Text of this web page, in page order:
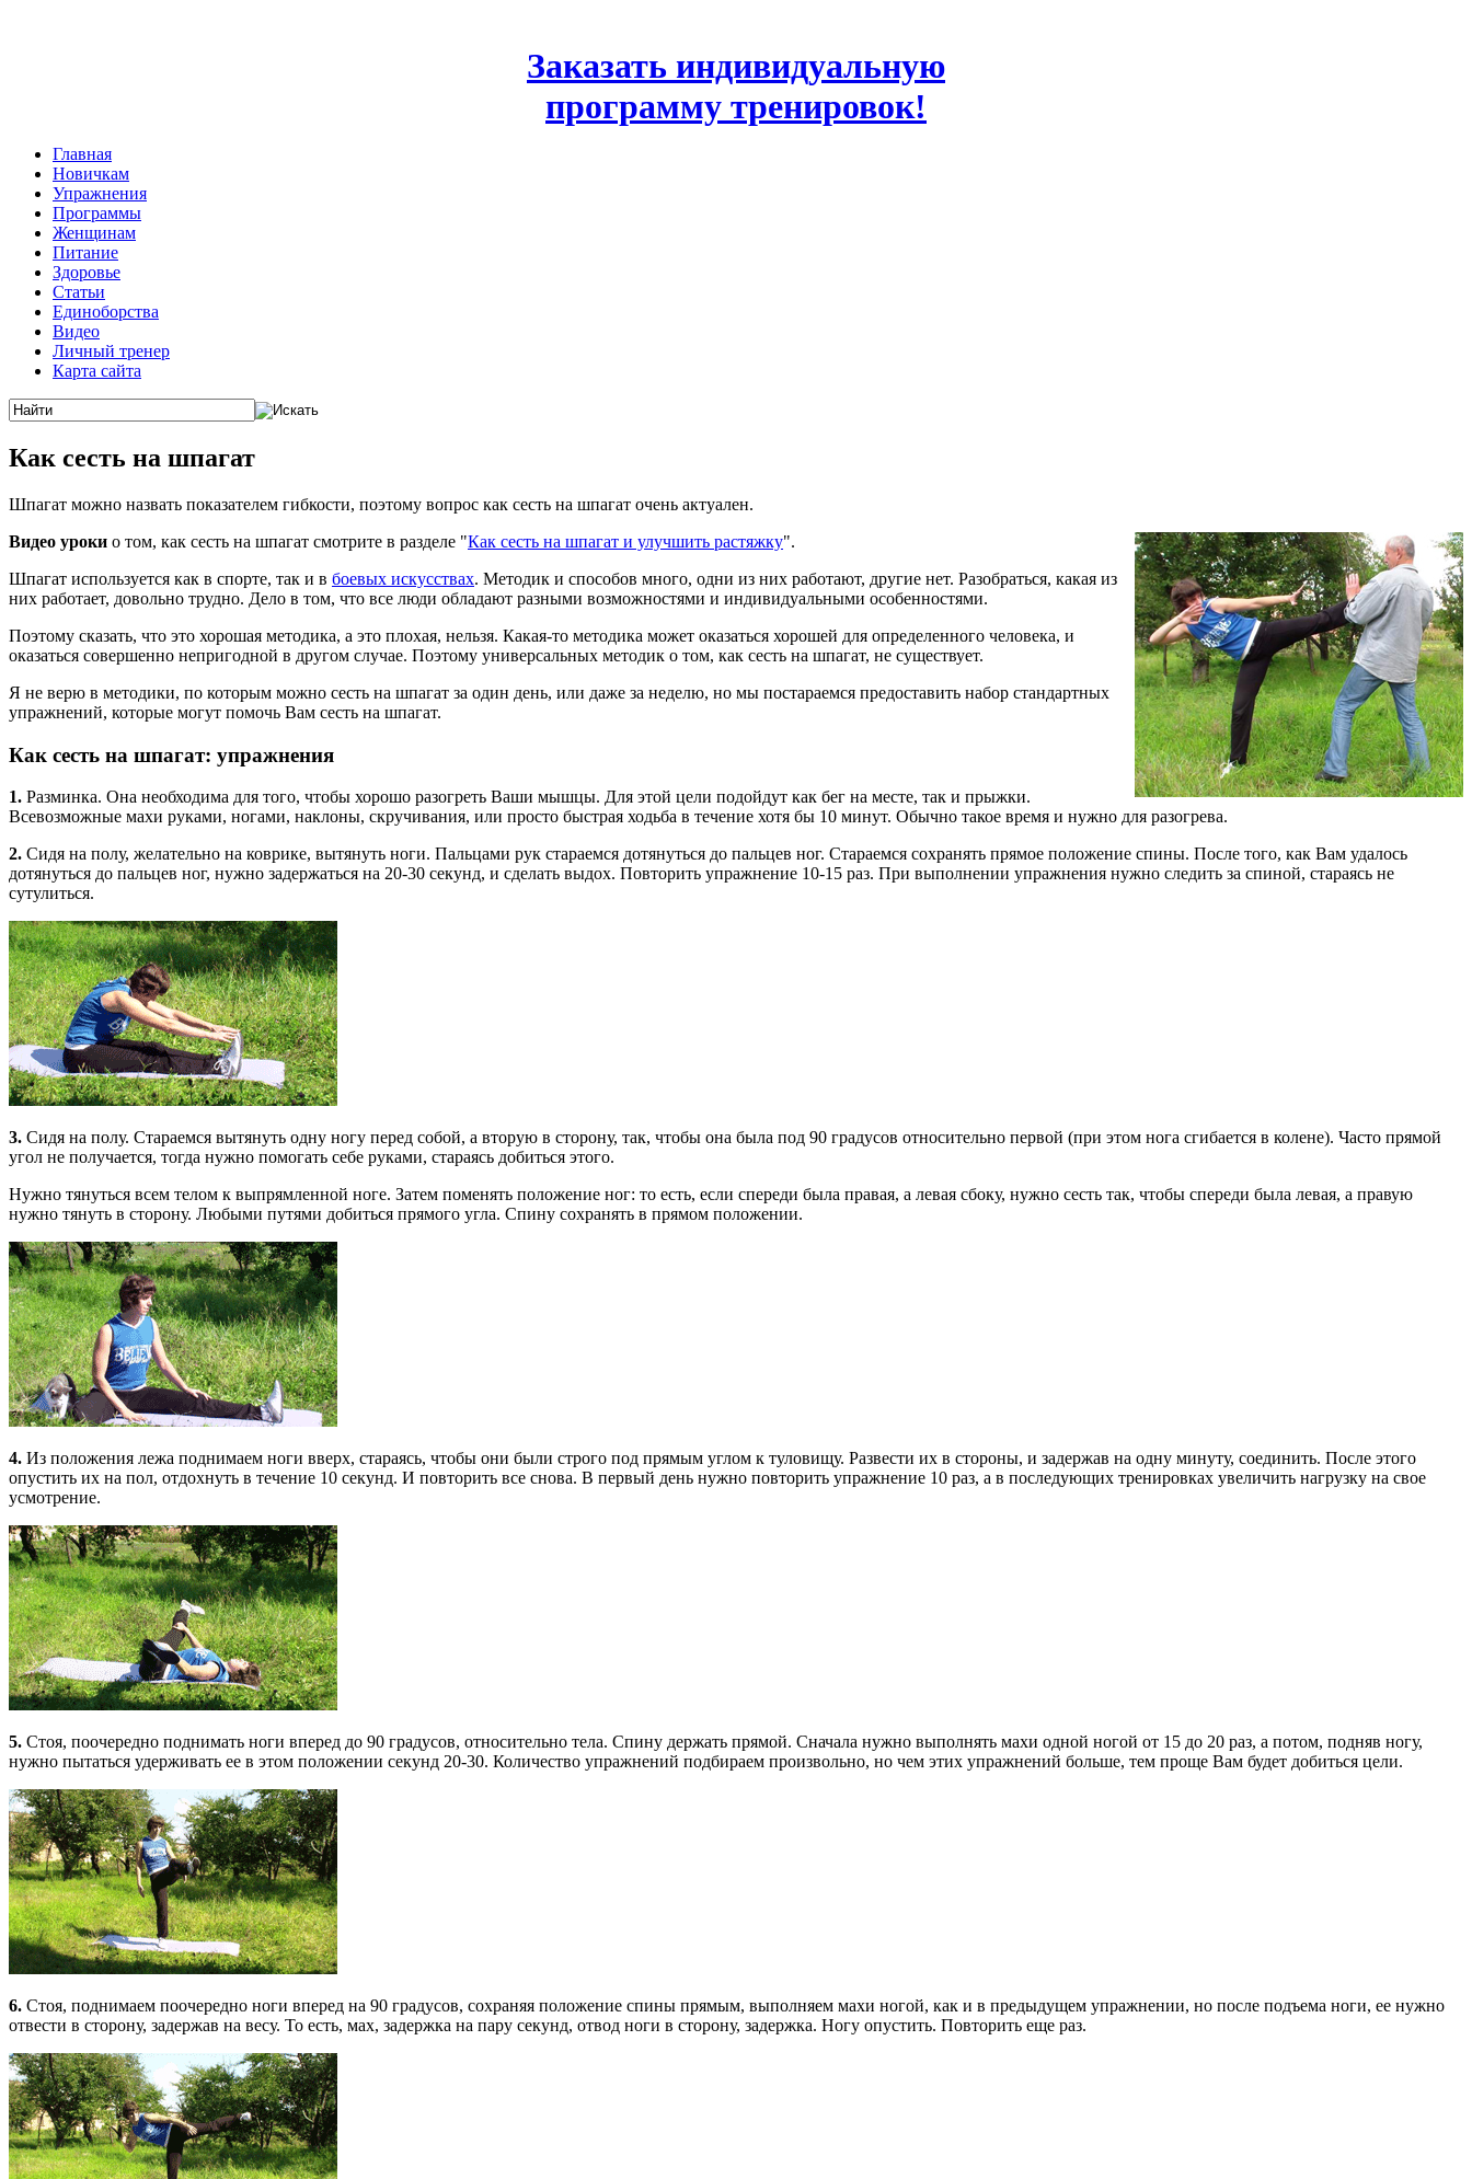
Заказать индивидуальную
программу тренировок!
Главная
Новичкам
Упражнения
Программы
Женщинам
Питание
Здоровье
Статьи
Единоборства
Видео
Личный тренер
Карта сайта
Как сесть на шпагат
Шпагат можно назвать показателем гибкости, поэтому вопрос как сесть на шпагат очень актуален.
Видео уроки о том, как сесть на шпагат смотрите в разделе "Как сесть на шпагат и улучшить растяжку".
Шпагат используется как в спорте, так и в боевых искусствах. Методик и способов много, одни из них работают, другие нет. Разобраться, какая из
них работает, довольно трудно. Дело в том, что все люди обладают разными возможностями и индивидуальными особенностями.
Поэтому сказать, что это хорошая методика, а это плохая, нельзя. Какая-то методика может оказаться хорошей для определенного человека, и
оказаться совершенно непригодной в другом случае. Поэтому универсальных методик о том, как сесть на шпагат, не существует.
Я не верю в методики, по которым можно сесть на шпагат за один день, или даже за неделю, но мы постараемся предоставить набор стандартных
упражнений, которые могут помочь Вам сесть на шпагат.
Как сесть на шпагат: упражнения
1. Разминка. Она необходима для того, чтобы хорошо разогреть Ваши мышцы. Для этой цели подойдут как бег на месте, так и прыжки.
Всевозможные махи руками, ногами, наклоны, скручивания, или просто быстрая ходьба в течение хотя бы 10 минут. Обычно такое время и нужно для разогрева.
2. Сидя на полу, желательно на коврике, вытянуть ноги. Пальцами рук стараемся дотянуться до пальцев ног. Стараемся сохранять прямое положение спины. После того, как Вам удалось
дотянуться до пальцев ног, нужно задержаться на 20-30 секунд, и сделать выдох. Повторить упражнение 10-15 раз. При выполнении упражнения нужно следить за спиной, стараясь не
сутулиться.
3. Сидя на полу. Стараемся вытянуть одну ногу перед собой, а вторую в сторону, так, чтобы она была под 90 градусов относительно первой (при этом нога сгибается в колене). Часто прямой
угол не получается, тогда нужно помогать себе руками, стараясь добиться этого.
Нужно тянуться всем телом к выпрямленной ноге. Затем поменять положение ног: то есть, если спереди была правая, а левая сбоку, нужно сесть так, чтобы спереди была левая, а правую
нужно тянуть в сторону. Любыми путями добиться прямого угла. Спину сохранять в прямом положении.
4. Из положения лежа поднимаем ноги вверх, стараясь, чтобы они были строго под прямым углом к туловищу. Развести их в стороны, и задержав на одну минуту, соединить. После этого
опустить их на пол, отдохнуть в течение 10 секунд. И повторить все снова. В первый день нужно повторить упражнение 10 раз, а в последующих тренировках увеличить нагрузку на свое
усмотрение.
5. Стоя, поочередно поднимать ноги вперед до 90 градусов, относительно тела. Спину держать прямой. Сначала нужно выполнять махи одной ногой от 15 до 20 раз, а потом, подняв ногу,
нужно пытаться удерживать ее в этом положении секунд 20-30. Количество упражнений подбираем произвольно, но чем этих упражнений больше, тем проще Вам будет добиться цели.
6. Стоя, поднимаем поочередно ноги вперед на 90 градусов, сохраняя положение спины прямым, выполняем махи ногой, как и в предыдущем упражнении, но после подъема ноги, ее нужно
отвести в сторону, задержав на весу. То есть, мах, задержка на пару секунд, отвод ноги в сторону, задержка. Ногу опустить. Повторить еще раз.